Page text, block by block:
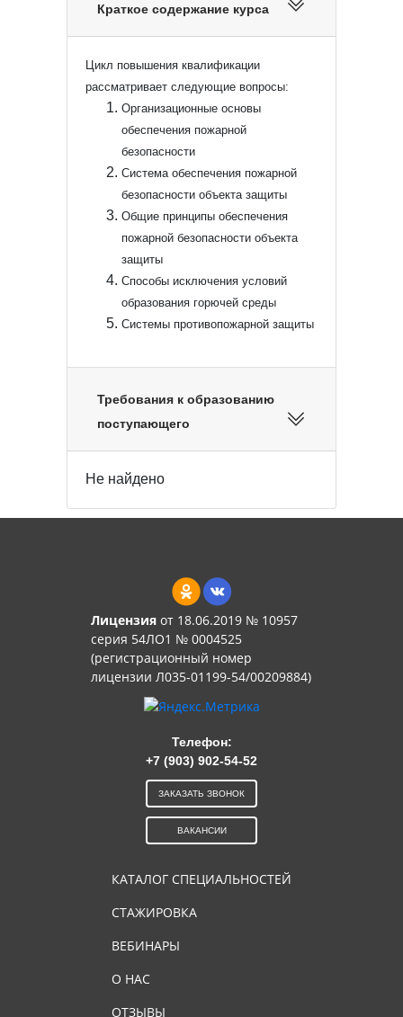
Краткое содержание курса
Цикл повышения квалификации
рассматривает следующие вопросы:
Организационные основы
обеспечения пожарной
безопасности
Система обеспечения пожарной
безопасности объекта защиты
Общие принципы обеспечения
пожарной безопасности объекта
защиты
Способы исключения условий
образования горючей среды
Системы противопожарной защиты
Требования к образованию
поступающего
Не найдено
Лицензияот 18.06.2019 № 10957
серия 54ЛО1 № 0004525
(регистрационный номер
лицензии Л035-01199-54/00209884)
КАТАЛОГ СПЕЦИАЛЬНОСТЕЙ
СТАЖИРОВКА
ВЕБИНАРЫ
О НАС
ОТЗЫВЫ
Телефон:
+7 (903) 902-54-52
ЗАКАЗАТЬ ЗВОНОК
ВАКАНСИИ